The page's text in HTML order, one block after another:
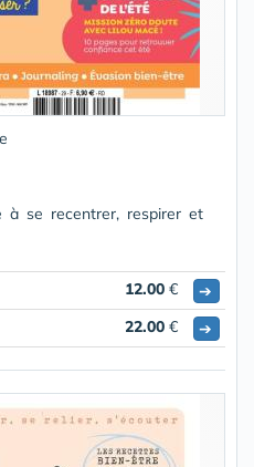
à se recentrer, respirer et
12.00 €
➔
22.00 € ➔